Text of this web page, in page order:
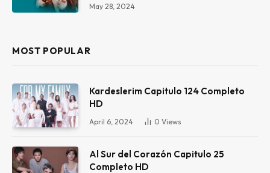
May 28, 2024
MOST POPULAR
Kardeslerim Capitulo 124 Completo
HD
April 6, 2024 0 Views
Al Sur del Corazón Capitulo 25
Completo HD